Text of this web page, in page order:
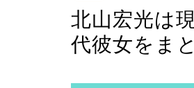
北山宏光は
代彼女をま